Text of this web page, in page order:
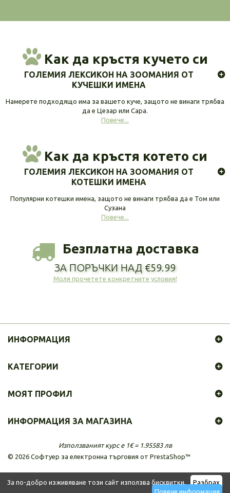
За по-добро изживяване този сайт използва бисквитки.
Разбрах
Повече информация
Как да кръстя кучето си
ГОЛЕМИЯ ЛЕКСИКОН НА ЗООМАНИЯ ОТ
КУЧЕШКИ ИМЕНА
Намерете подходящо има за вашето куче, защото не винаги трябва
да е Цезар или Сара.
Повече...
Как да кръстя котето си
ГОЛЕМИЯ ЛЕКСИКОН НА ЗООМАНИЯ ОТ
КОТЕШКИ ИМЕНА
Популярни котешки имена, защото не винаги трябва да е Том или
Сузана
Повече...
Безплатна доставка
ЗА ПОРЪЧКИ НАД €59.99
Моля прочетете конкретните условия!
ИНФОРМАЦИЯ
© 2026 Софтуер за електронна търговия от PrestaShop™
КАТЕГОРИИ
МОЯТ ПРОФИЛ
ИНФОРМАЦИЯ ЗА МАГАЗИНА
Използваният курс е 1€ = 1.95583 лв